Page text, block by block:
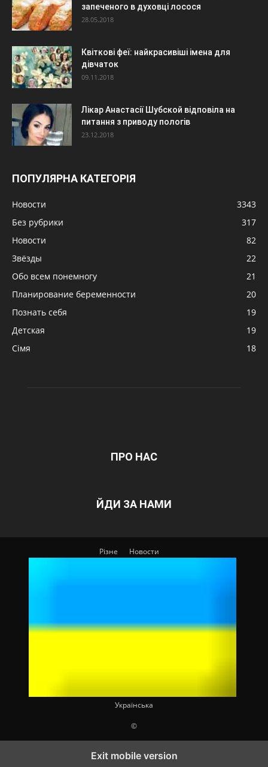
запеченого в духовці лосося
28.05.2018
Квіткові феї: найкрасивіші імена для
дівчаток
09.11.2018
Лікар Анастасії Шубской відповіла на
питання з приводу пологів
23.12.2018
ПОПУЛЯРНА КАТЕГОРІЯ
Новости
3343
Без рубрики
317
Новости
82
Звёзды
22
Обо всем понемногу
21
Планирование беременности
20
Познать себя
19
Детская
19
Сімя
18
ПРО НАС
ЙДИ ЗА НАМИ
Різне Новости
Українська
©
Exit mobile version